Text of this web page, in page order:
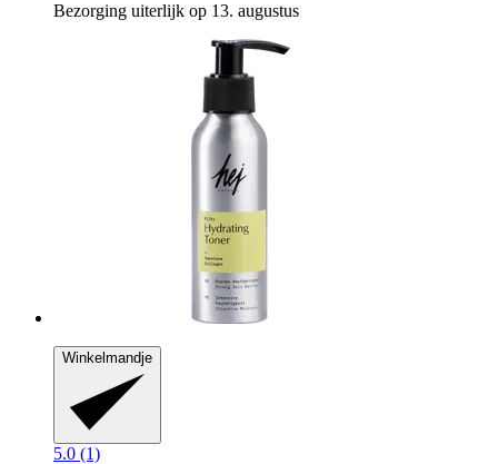
Bezorging uiterlijk op 13. augustus
Winkelmandje
5.0 (1)